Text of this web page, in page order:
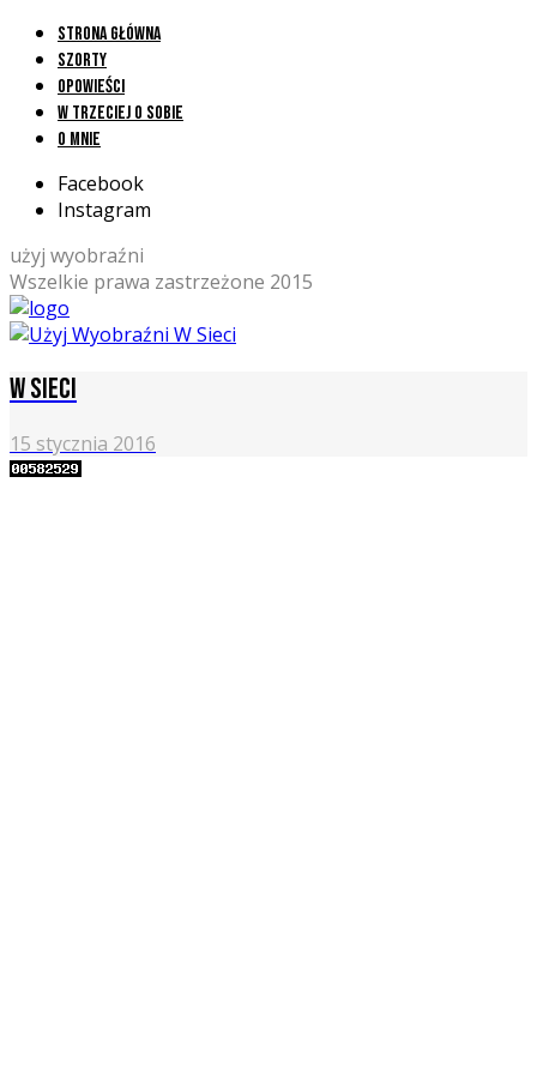
Strona główna
Szorty
Opowieści
W trzeciej o sobie
O mnie
Facebook
Instagram
użyj wyobraźni
Wszelkie prawa zastrzeżone 2015
W sieci
15 stycznia 2016